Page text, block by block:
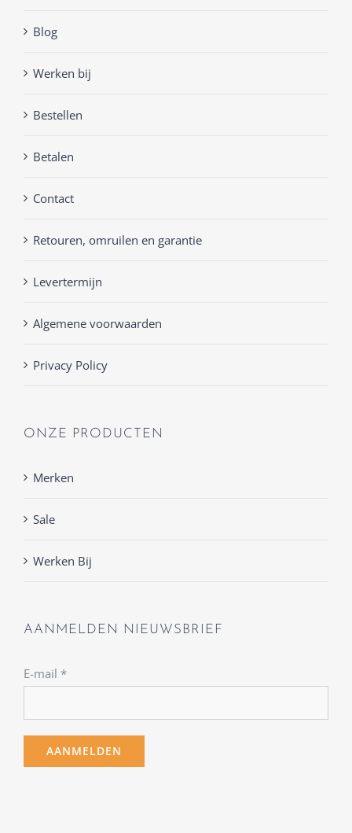
Blog
Werken bij
Bestellen
Betalen
Contact
Retouren, omruilen en garantie
Levertermijn
Algemene voorwaarden
Privacy Policy
ONZE PRODUCTEN
Merken
Sale
Werken Bij
AANMELDEN NIEUWSBRIEF
E-mail *